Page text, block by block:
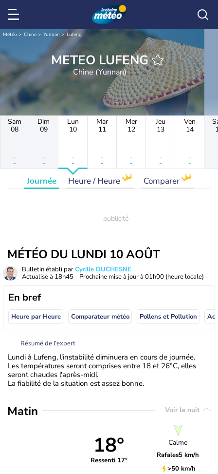
Météo Chine Yunnan Lufeng
METEO LUFENG
Chine (Yunnan)
Sam
08
-
-
Dim
09
-
-
Lun
10
-
-
Mar
11
-
-
Mer
12
-
-
Jeu
13
-
-
Ven
14
-
-
Journée Heure / Heure Comparer
MÉTÉO DU LUNDI 10 AOÛT
Bulletin établi parCyrille DUCHESNE
Actualisé à 18h45 - Prochaine mise à jour à 01h00 (heure locale)
En bref
Heure par Heure Comparateur météo Pollens et Pollution
Résumé de l’expert
Lundi à Lufeng, l'instabilité diminuera en cours de journée.
Les températures seront comprises entre 18 et 26°C, elles
seront chaudes l'après-midi.
La fiabilité de la situation est assez bonne.
Matin Voir la nuit
18°
Ressenti 17°
Calme
Rafales5 km/h
>50 km/h